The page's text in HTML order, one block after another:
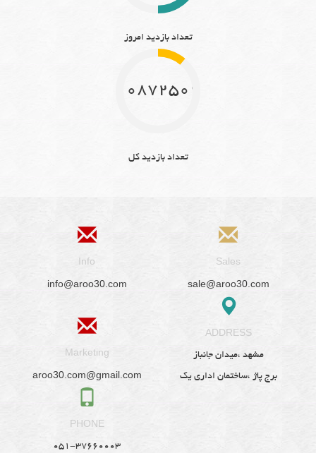
تعداد بازدید امروز
10872509
تعداد بازدید کل
Info
info@aroo30.com
Sales
sale@aroo30.com
Marketing
aroo30.com@gmail.com
ADDRESS
مشهد ،میدان جانباز
برج پاژ ،ساختمان اداری یک
PHONE
051-37660003